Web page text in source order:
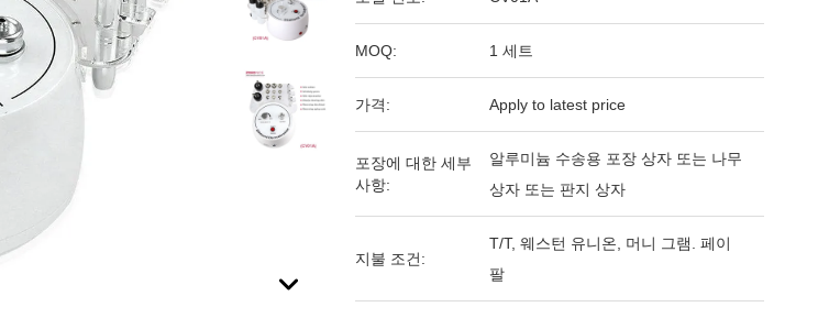
MOQ: 1 세트
가격: Apply to latest price
포장에 대한 세부
사항:
알루미늄 수송용 포장 상자 또는 나무
상자 또는 판지 상자
지불 조건:
T/T, 웨스턴 유니온, 머니 그램. 페이
팔